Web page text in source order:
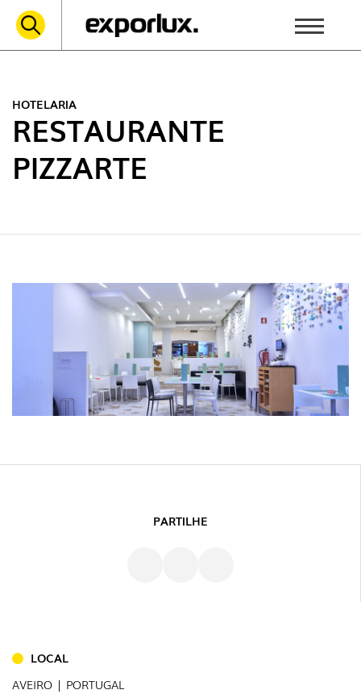
INTERIOR
HOTELARIA
RESTAURANTE
PIZZARTE
PARTILHE
LOCAL
AVEIRO | PORTUGAL